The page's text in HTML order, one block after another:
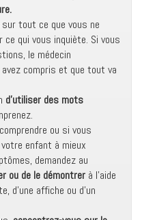
sur tout ce que vous ne
qui vous inquiète. Si vous
le médecin
compris et que tout va
d’utiliser des mots
ou si vous
enfant à mieux
demandez au
ou de le démontrer à l’aide
d’une affiche ou d’un